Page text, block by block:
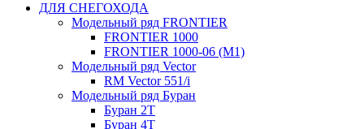
ДЛЯ СНЕГОХОДА
Модельный ряд FRONTIER
FRONTIER 1000
FRONTIER 1000-06 (М1)
Модельный ряд Vector
RM Vector 551/i
Модельный ряд Буран
Буран 2Т
Буран 4Т